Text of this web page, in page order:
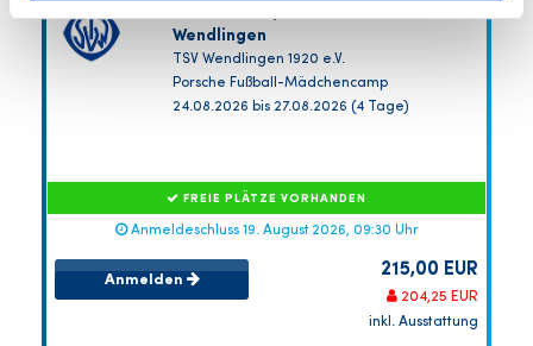
Wendlingen
TSV Wendlingen 1920 e.V.
Porsche Fußball-Mädchencamp
24.08.2026 bis 27.08.2026 (4 Tage)
FREIE PLÄTZE VORHANDEN
Anmeldeschluss 19. August 2026, 09:30 Uhr
Anmelden 215,00 EUR
204,25 EUR
inkl. Ausstattung